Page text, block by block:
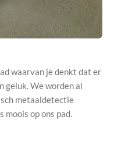
waarvan je denkt dat er
geluk. We worden al
metaaldetectie
moois op ons pad.